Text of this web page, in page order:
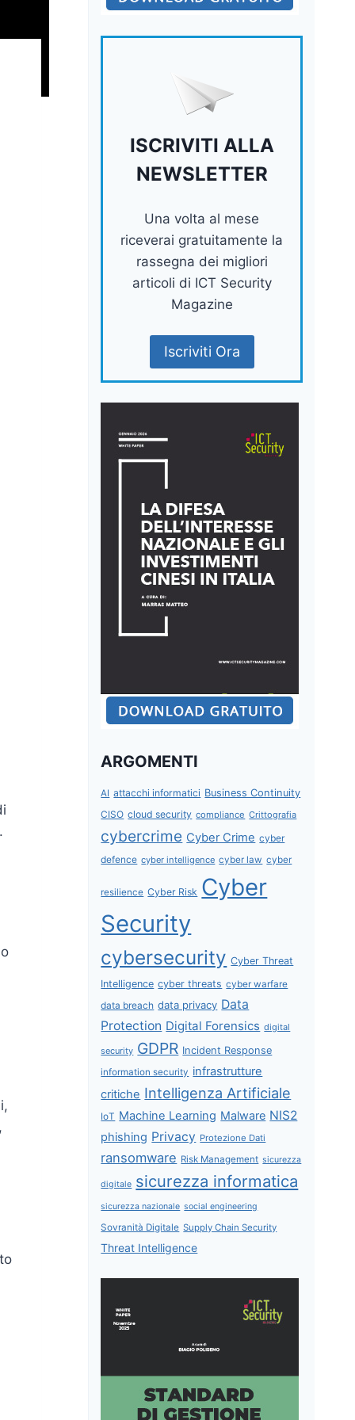
ISCRIVITI ALLA
NEWSLETTER
Una volta al mese
riceverai gratuitamente la
rassegna dei migliori
articoli di ICT Security
Magazine
Iscriviti Ora
ARGOMENTI
AI attacchi informatici Business Continuity
CISO cloud security compliance Crittografia
cybercrime Cyber Crime cyber
defence cyber intelligence cyber law cyber
resilience Cyber Risk Cyber
Security
cybersecurity Cyber Threat
Intelligence cyber threats cyber warfare
data breach data privacy Data
Protection Digital Forensics digital
security GDPR Incident Response
information security infrastrutture
critiche Intelligenza Artificiale
IoT Machine Learning Malware NIS2
phishing Privacy Protezione Dati
ransomware Risk Management sicurezza
digitale sicurezza informatica
sicurezza nazionale social engineering
Sovranità Digitale Supply Chain Security
Threat Intelligence